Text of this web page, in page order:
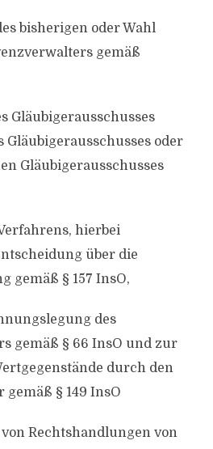
bisherigen oder Wahl
gemäß
Gläubigerausschusses
Gläubigerausschusses oder
Gläubigerausschusses
hierbei
über die
gemäß § 157 InsO,
des
gemäß § 66 InsO und zur
durch den
§ 149 InsO
Rechtshandlungen von